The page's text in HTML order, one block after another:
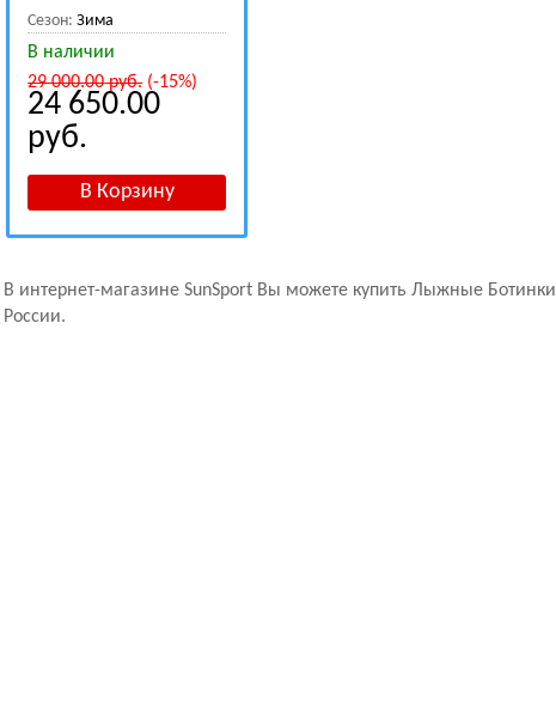
Сезон: Зима
В наличии
29 000.00руб.(-15%)
24 650.00
руб.
В интернет-магазине SunSport Вы можете купитьЛыжные Ботинки
России.